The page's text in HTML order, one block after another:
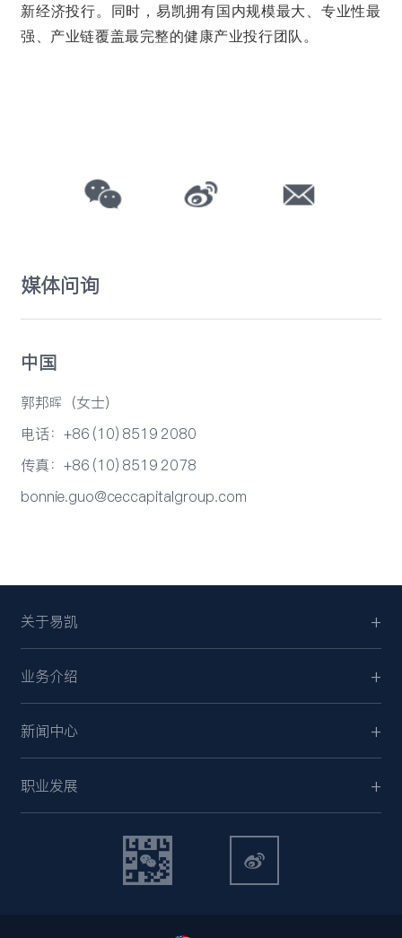
新经济投行。同时，易凯拥有国内规模最大、专业性最
强、产业链覆盖最完整的健康产业投行团队。
媒体问询
中国
郭邦晖（女士）
电话：+86 (10) 8519 2080
传真：+86 (10) 8519 2078
bonnie.guo@ceccapitalgroup.com
关于易凯
业务介绍
新闻中心
职业发展